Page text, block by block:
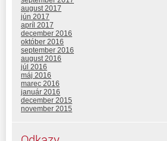
august 2017
jún 2017
apríl 2017
december 2016
október 2016
september 2016
august 2016
júl 2016
máj 2016
marec 2016
január 2016
december 2015
november 2015